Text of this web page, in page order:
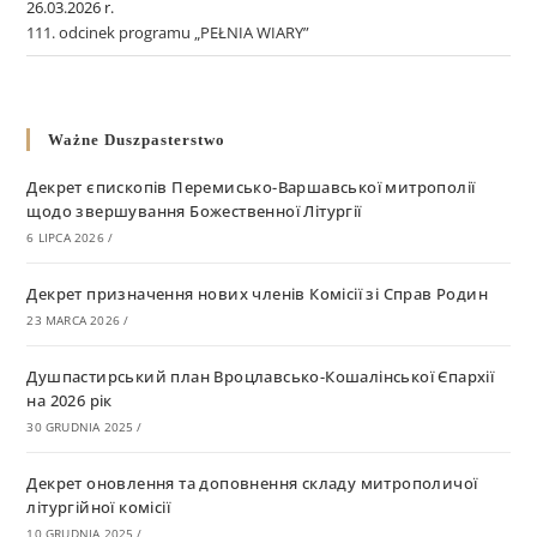
26.03.2026 r.
111. odcinek programu „PEŁNIA WIARY”
Ważne Duszpasterstwo
Декрет єпископів Перемисько-Варшавської митрополії
щодо звершування Божественної Літургії
6 LIPCA 2026 /
Декрет призначення нових членів Комісії зі Справ Родин
23 MARCA 2026 /
Душпастирський план Вроцлавсько-Кошалінської Єпархії
на 2026 рік
30 GRUDNIA 2025 /
Декрет оновлення та доповнення складу митрополичої
літургійної комісії